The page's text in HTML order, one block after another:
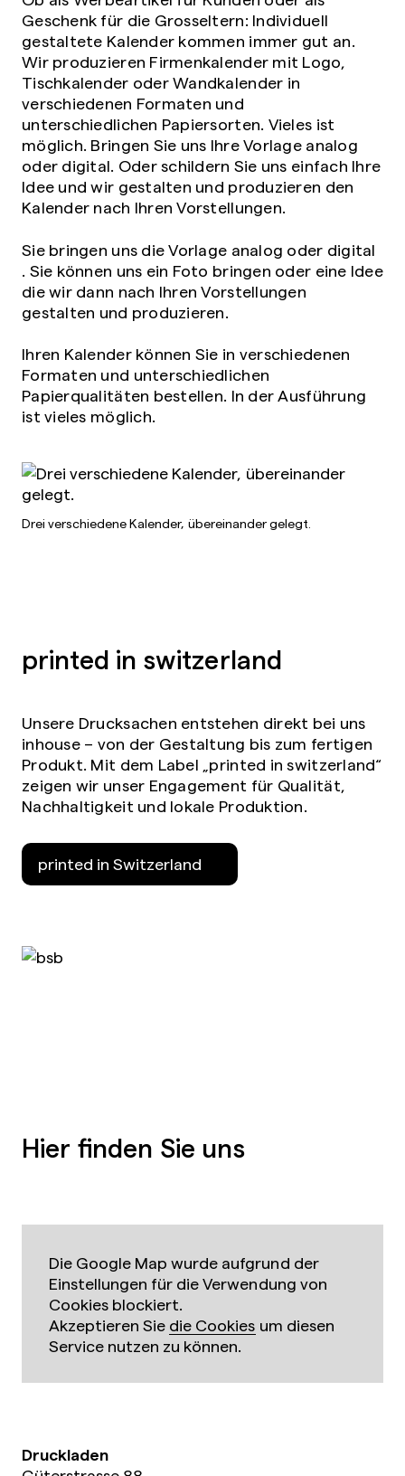
Geschenk für die Grosseltern: Individuell
gestaltete Kalender kommen immer gut an.
Wir produzieren Firmenkalender mit Logo,
Tischkalender oder Wandkalender in
verschiedenen Formaten und
unterschiedlichen Papiersorten. Vieles ist
möglich. Bringen Sie uns Ihre Vorlage analog
oder digital. Oder schildern Sie uns einfach Ihre
Idee und wir gestalten und produzieren den
Kalender nach Ihren Vorstellungen.
Sie bringen uns die Vorlage analog oder digital
. Sie können uns ein Foto bringen oder eine Idee
die wir dann nach Ihren Vorstellungen
gestalten und produzieren.
Ihren Kalender können Sie in verschiedenen
Formaten und unterschiedlichen
Papierqualitäten bestellen. In der Ausführung
ist vieles möglich.
Drei verschiedene Kalender, übereinander gelegt.
printed in switzerland
Unsere Drucksachen entstehen direkt bei uns
inhouse – von der Gestaltung bis zum fertigen
Produkt. Mit dem Label „printed in switzerland“
zeigen wir unser Engagement für Qualität,
Nachhaltigkeit und lokale Produktion.
printed in Switzerland
Hier finden Sie uns
Die Google Map wurde aufgrund der
Einstellungen für die Verwendung von
Cookies blockiert.
Akzeptieren Sie die Cookies um diesen
Service nutzen zu können.
Druckladen